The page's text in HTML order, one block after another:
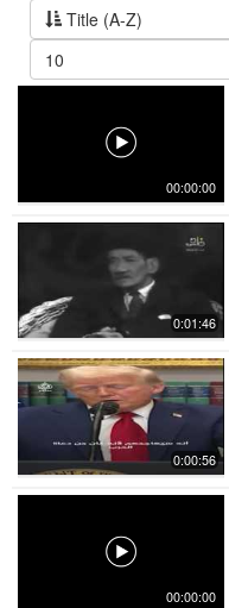
Title (A-Z)
10
00:00:00
0:01:46
0:00:56
00:00:00